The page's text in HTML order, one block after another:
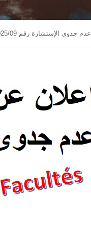
الإستشارة رقم 2025/09